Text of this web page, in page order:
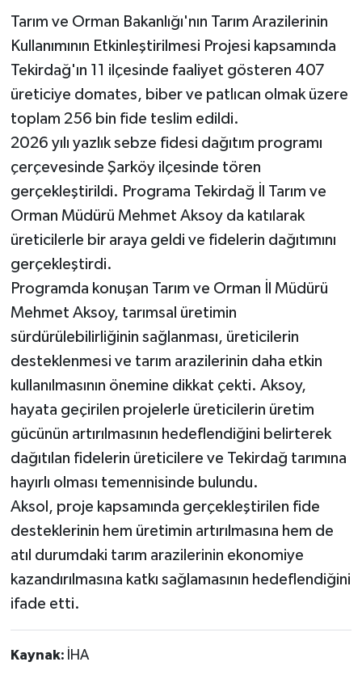
Tarım ve Orman Bakanlığı'nın Tarım Arazilerinin
Kullanımının Etkinleştirilmesi Projesi kapsamında
Tekirdağ'ın 11 ilçesinde faaliyet gösteren 407
üreticiye domates, biber ve patlıcan olmak üzere
toplam 256 bin fide teslim edildi.
2026 yılı yazlık sebze fidesi dağıtım programı
çerçevesinde Şarköy ilçesinde tören
gerçekleştirildi. Programa Tekirdağ İl Tarım ve
Orman Müdürü Mehmet Aksoy da katılarak
üreticilerle bir araya geldi ve fidelerin dağıtımını
gerçekleştirdi.
Programda konuşan Tarım ve Orman İl Müdürü
Mehmet Aksoy, tarımsal üretimin
sürdürülebilirliğinin sağlanması, üreticilerin
desteklenmesi ve tarım arazilerinin daha etkin
kullanılmasının önemine dikkat çekti. Aksoy,
hayata geçirilen projelerle üreticilerin üretim
gücünün artırılmasının hedeflendiğini belirterek
dağıtılan fidelerin üreticilere ve Tekirdağ tarımına
hayırlı olması temennisinde bulundu.
Aksol, proje kapsamında gerçekleştirilen fide
desteklerinin hem üretimin artırılmasına hem de
atıl durumdaki tarım arazilerinin ekonomiye
kazandırılmasına katkı sağlamasının hedeflendiğini
ifade etti.
Kaynak: İHA